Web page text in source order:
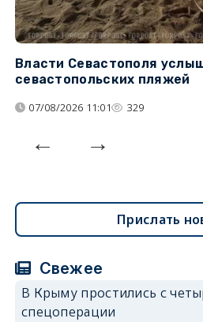
Власти Севастополя
севастопольских пляжей
07/08/2026 11:01 329
Прислать
Свежее
В Крыму простились с
спецоперации